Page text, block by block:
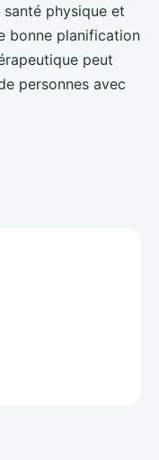
santé physique et
bonne planification
peut
personnes avec